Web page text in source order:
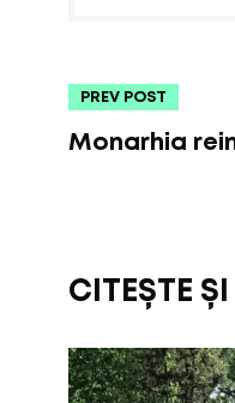
PREV POST
Monarhia
CITEȘTE ȘI